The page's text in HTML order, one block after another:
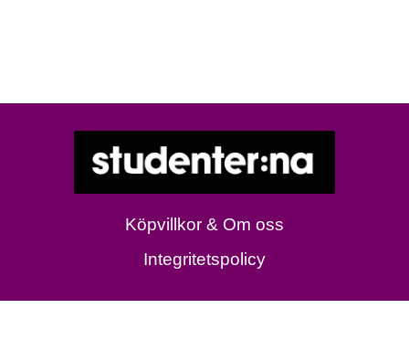
Köpvillkor & Om oss
Integritetspolicy